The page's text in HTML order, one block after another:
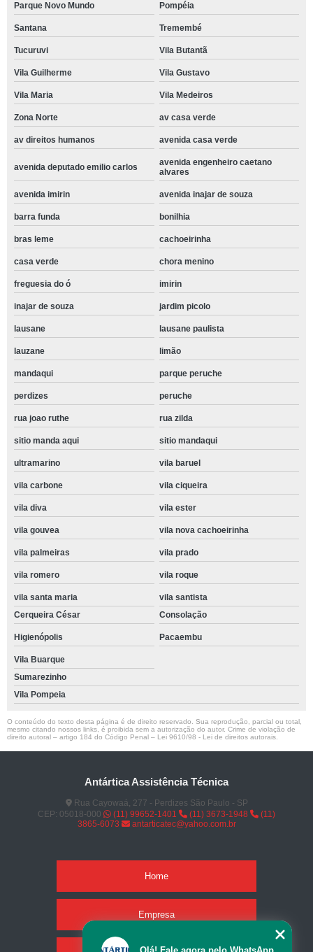
Parque Novo Mundo Pompéia
Santana Tremembé
Tucuruvi Vila Butantã
Vila Guilherme Vila Gustavo
Vila Maria Vila Medeiros
Zona Norte av casa verde
av direitos humanos avenida casa verde
avenida deputado emilio carlos
avenida engenheiro caetano
alvares
avenida imirin avenida inajar de souza
barra funda bonilhia
bras leme cachoeirinha
casa verde chora menino
freguesia do ó imirin
inajar de souza jardim picolo
lausane lausane paulista
lauzane limão
mandaqui parque peruche
perdizes peruche
rua joao ruthe rua zilda
sitio manda aqui sitio mandaqui
ultramarino vila baruel
vila carbone vila ciqueira
vila diva vila ester
vila gouvea vila nova cachoeirinha
vila palmeiras vila prado
vila romero vila roque
vila santa maria
vila santista
Cerqueira César
Consolação
Higienópolis Pacaembu
Vila Buarque
Sumarezinho
Vila Pompeia
O conteúdo do texto desta página é de direito reservado. Sua reprodução, parcial ou total,
mesmo citando nossos links, é proibida sem a autorização do autor. Crime de violação de
direito autoral – artigo 184 do Código Penal – Lei 9610/98 - Lei de direitos autorais
Antártica Assistência Técnica
Rua Cayowaá, 277 - Perdizes São Paulo - SP
CEP: 05018-000
(11) 99652-1401 (11) 3673-1948
(11)
3865-6073
antarticatec@yahoo.com.br
Home
Empresa